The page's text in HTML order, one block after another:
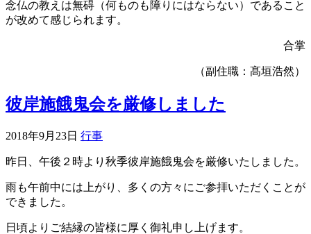
念仏の教えは無碍 （何ものも障りにはならない）であること
が改めて感じられます。
合掌
（副住職：髙垣浩然）
彼岸施餓鬼会を厳修しました
2018年9月23日 行事
昨日、午後２時より秋季彼岸施餓鬼会を厳修いたしました。
雨も午前中には上がり、多くの方々にご参拝いただくことが
できました。
日頃よりご結縁の皆様に厚く御礼申し上げます。